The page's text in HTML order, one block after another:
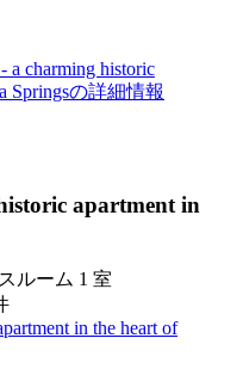
charming historic
Springsの詳細情報
apartment in
ルーム 1 室
in the heart of